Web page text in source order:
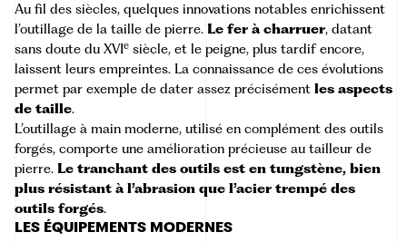
Au fil des siècles, quelques innovations notables enrichissent
l’outillage de la taille de pierre. Le fer à charruer, datant
sans doute du XVIe siècle, et le peigne, plus tardif encore,
laissent leurs empreintes. La connaissance de ces évolutions
permet par exemple de dater assez précisément les aspects
de taille.
L’outillage à main moderne, utilisé en complément des outils
forgés, comporte une amélioration précieuse au tailleur de
pierre. Le tranchant des outils est en tungstène, bien
plus résistant à l’abrasion que l’acier trempé des
outils forgés.
LES ÉQUIPEMENTS MODERNES